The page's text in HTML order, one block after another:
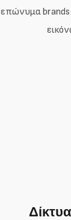
επώνυμα brands